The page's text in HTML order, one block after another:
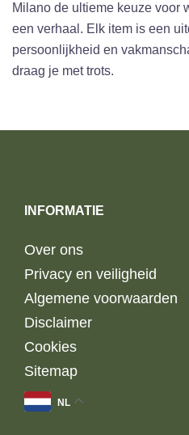
Milano de ultieme keuze voor
een verhaal. Elk item is een
persoonlijkheid en
draag je met trots.
INFORMATIE
Over ons
Privacy en veiligheid
Algemene voorwaarden
Disclaimer
Cookies
Sitemap
NL